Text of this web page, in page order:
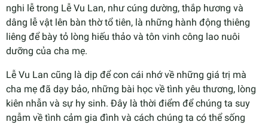
nghi lễ trong Lễ Vu Lan, như cúng dường, thắp hương và
dâng lễ vật lên bàn thờ tổ tiên, là những hành động thiêng
liêng để bày tỏ lòng hiếu thảo và tôn vinh công lao nuôi
dưỡng của cha mẹ.
Lễ Vu Lan cũng là dịp để con cái nhớ về những giá trị mà
cha mẹ đã dạy bảo, những bài học về tình yêu thương, lòng
kiên nhẫn và sự hy sinh. Đây là thời điểm để chúng ta suy
ngẫm về tình cảm gia đình và cách chúng ta có thể sống